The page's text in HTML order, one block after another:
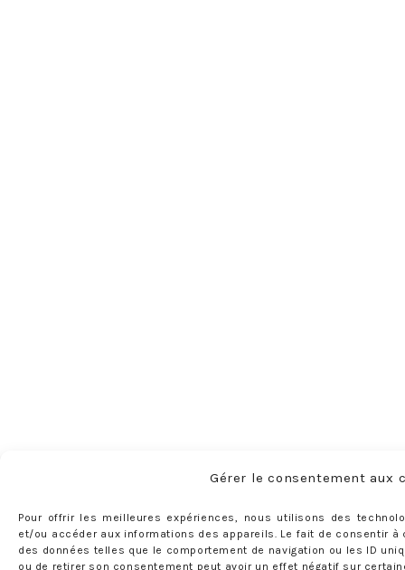
Gérer le consentement aux
Pour offrir les meilleures expériences, nous utilisons des
et/ou accéder aux informations des appareils. Le fait de consentir
des données telles que le comportement de navigation ou les ID
ou de retirer son consentement peut avoir un effet négatif sur